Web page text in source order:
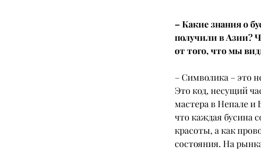
– Какие знания о
получили в Азии?
от того, что мы
– Символика – это
Это код, несущий
мастера в Непале и
что каждая бусина
красоты, а как
состояния. На